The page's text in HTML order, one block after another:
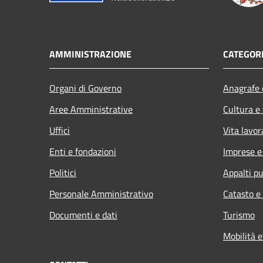
AMMINISTRAZIONE
Organi di Governo
Aree Amministrative
Uffici
Enti e fondazioni
Politici
Personale Amministrativo
Documenti e dati
Cultura
Vita
Imprese
Appalti
Catasto
Turismo
Mobilità